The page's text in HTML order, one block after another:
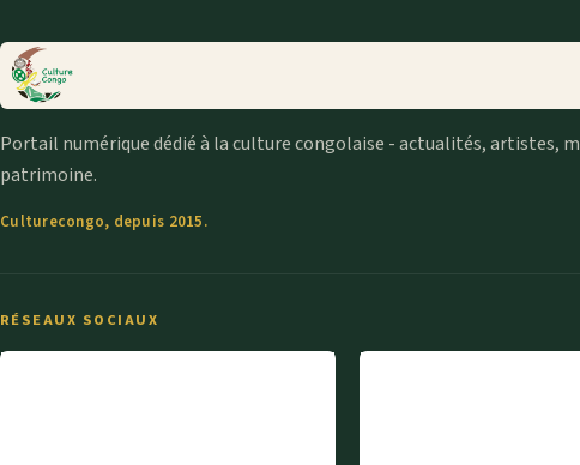
Portail numérique dédié à la culture congolaise - actualités, artistes,
patrimoine.
Culturecongo, depuis 2015.
RÉSEAUX SOCIAUX